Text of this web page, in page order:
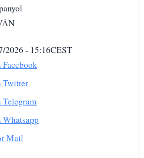
2026 - 15:16CEST
Twitter
Mail